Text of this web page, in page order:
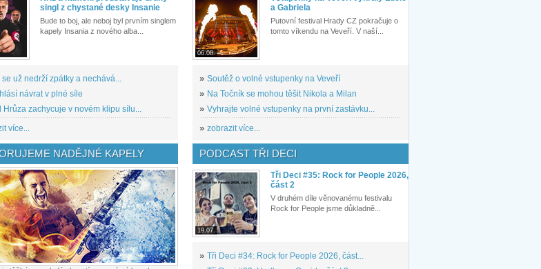
singl z chystané desky Insanie
Bude to boj, ale neboj byl prvním singlem
kapely Insania z nového alba...
se už nedrží zpátky a nechává...
návrat v plné síle
Hrůza zachycuje v novém klipu sílu...
více...
06.08.
a Gabriela
Putovní festival Hrady CZ pokračuje o
tomto víkendu na Veveří. V naší...
» Soutěž o volné vstupenky na Veveří
» Na Točník se mohou těšit Nikola a Milan
» Vyhrajte volné vstupenky na první zastávku...
» zobrazit více...
NADĚJNÉ KAPELY PODCAST TŘI DECI
19.07.
Tři Deci #35: Rock for People 2026,
část 2
V druhém díle věnovanému festivalu
Rock for People jsme důkladně...
» Tři Deci #34: Rock for People 2026, část...